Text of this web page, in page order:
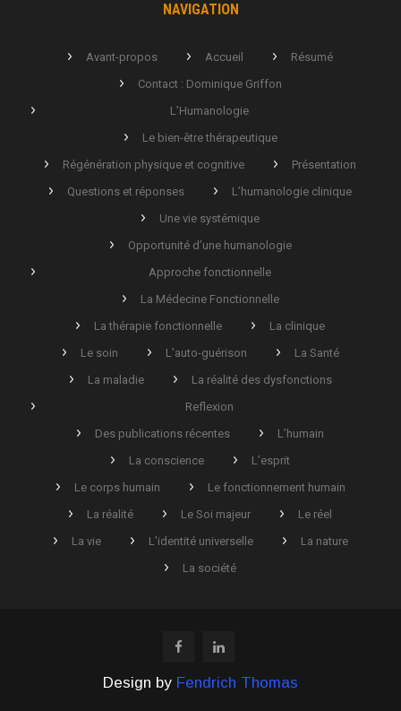
NAVIGATION
Avant-propos Accueil
Résumé
Contact : Dominique Griffon
L’Humanologie
Le bien-être thérapeutique
Régénération physique et cognitive
Présentation
Questions et réponses
L’humanologie clinique
Une vie systémique
Opportunité d’une humanologie
Approche fonctionnelle
La Médecine Fonctionnelle
La thérapie fonctionnelle
La clinique
Le soin
L’auto-guérison
La Santé
La maladie
La réalité des dysfonctions
Reflexion
Des publications récentes
L’humain
La conscience
L’esprit
Le corps humain
Le fonctionnement humain
La réalité
Le Soi majeur
Le réel
La vie
L’identité universelle
La nature
La société
Design by Fendrich Thomas